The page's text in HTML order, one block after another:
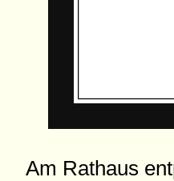
Am Rathaus